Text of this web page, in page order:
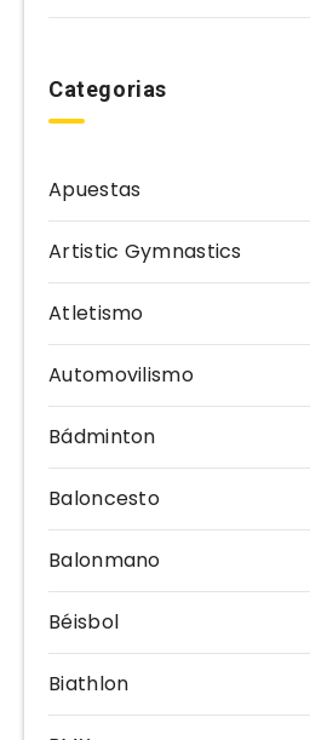
Categorias
Apuestas
Artistic Gymnastics
Atletismo
Automovilismo
Bádminton
Baloncesto
Balonmano
Béisbol
Biathlon